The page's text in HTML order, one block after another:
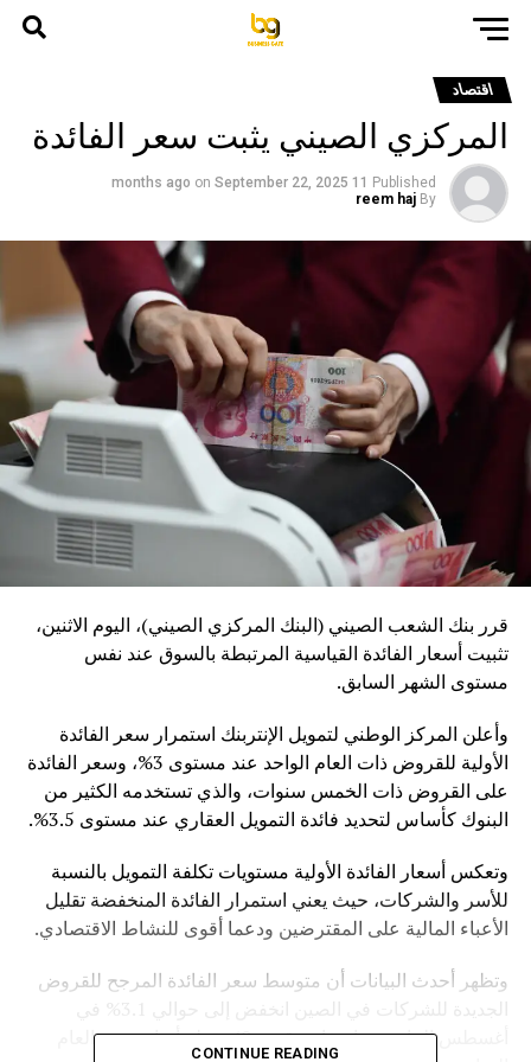
اقتصاد
المركزي الصيني يثبت سعر الفائدة
Published
11 months ago
on September 22, 2025
By
reem haj
قرر بنك الشعب الصيني (البنك المركزي الصيني)، اليوم الاثنين،
تثبيت أسعار الفائدة القياسية المرتبطة بالسوق عند نفس
مستوى الشهر السابق.
وأعلن المركز الوطني لتمويل الإنتربنك استمرار سعر الفائدة
الأولية للقروض ذات العام الواحد عند مستوى 3%، وسعر الفائدة
على القروض ذات الخمس سنوات، والذي تستخدمه الكثير من
البنوك كأساس لتحديد فائدة التمويل العقاري عند مستوى 3.5%.
وتعكس أسعار الفائدة الأولية مستويات تكلفة التمويل بالنسبة
للأسر والشركات، حيث يعني استمرار الفائدة المنخفضة تقليل
الأعباء المالية على المقترضين ودعما أقوى للنشاط الاقتصادي.
وتظهر أحدث البيانات أن متوسط سعر الفائدة المرجح للقروض
أغسطس الماضي، بانخفاض قدره 40 نقطة أساس عن العام
CONTINUE READING